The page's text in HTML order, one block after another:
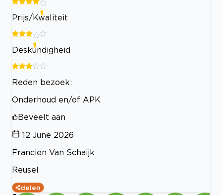
Prijs/Kwaliteit
Deskundigheid
Reden bezoek:
Onderhoud en/of APK
Beveelt aan
12 June 2026
Francien Van Schaijk
Reusel
delen